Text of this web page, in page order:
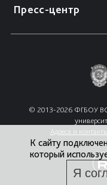
Пресс-центр
© 2013-2026 ФГБОУ ВО
Адреса и контакты
К сайту
который
Я